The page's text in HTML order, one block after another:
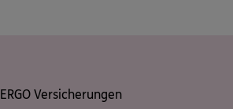
ERGO Versicherungen